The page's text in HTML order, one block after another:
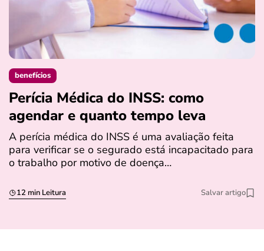
benefícios
Perícia Médica do INSS: como
agendar e quanto tempo leva
A perícia médica do INSS é uma avaliação feita
para verificar se o segurado está incapacitado para
o trabalho por motivo de doença…
12 min Leitura Salvar artigo